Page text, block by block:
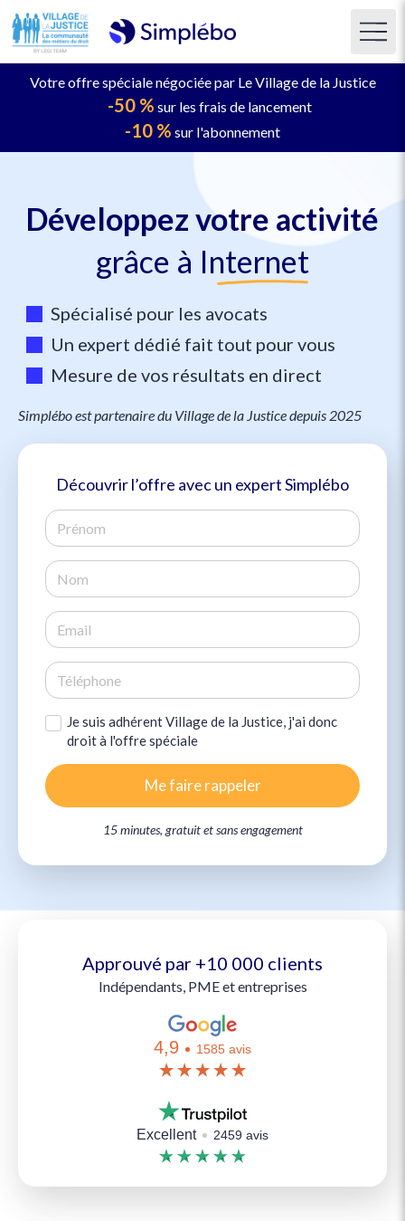
Votre offre spéciale négociée par Le Village de la Justice
-50 % sur les frais de lancement
-10 % sur l'abonnement
Développez votre activité
grâce à Internet
Spécialisé pour les avocats
Un expert dédié fait tout pour vous
Mesure de vos résultats en direct
Simplébo est partenaire du Village de la Justice depuis 2025
Découvrir l’offre avec un expert Simplébo
Je suis adhérent Village de la Justice, j'ai donc
droit à l'offre spéciale
Me faire rappeler
15 minutes, gratuit et sans engagement
Approuvé par +10 000 clients
Indépendants, PME et entreprises
4,9 1585 avis
Excellent 2459 avis